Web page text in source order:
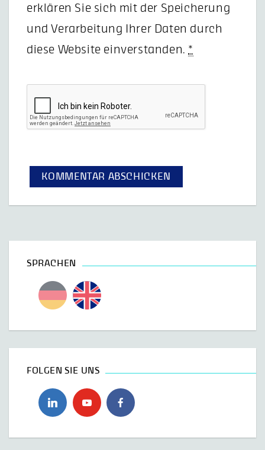
erklären Sie sich mit der Speicherung
und Verarbeitung Ihrer Daten durch
diese Website einverstanden. *
SPRACHEN
FOLGEN SIE UNS